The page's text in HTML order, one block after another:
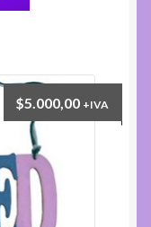
$5.000,00 +IVA